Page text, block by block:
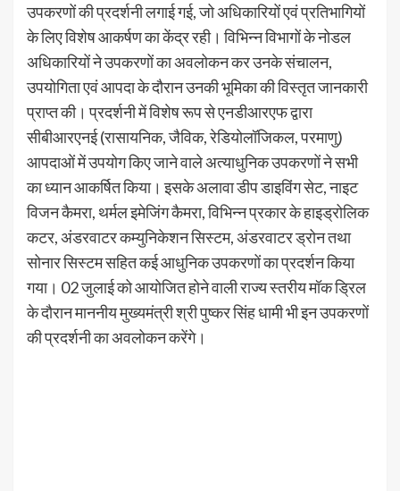
उपकरणों की प्रदर्शनी लगाई गई, जो अधिकारियों एवं प्रतिभागियों
के लिए विशेष आकर्षण का केंद्र रही। विभिन्न विभागों के नोडल
अधिकारियों ने उपकरणों का अवलोकन कर उनके संचालन,
उपयोगिता एवं आपदा के दौरान उनकी भूमिका की विस्तृत जानकारी
प्राप्त की। प्रदर्शनी में विशेष रूप से एनडीआरएफ द्वारा
सीबीआरएनई (रासायनिक, जैविक, रेडियोलॉजिकल, परमाणु)
आपदाओं में उपयोग किए जाने वाले अत्याधुनिक उपकरणों ने सभी
का ध्यान आकर्षित किया। इसके अलावा डीप डाइविंग सेट, नाइट
विजन कैमरा, थर्मल इमेजिंग कैमरा, विभिन्न प्रकार के हाइड्रोलिक
कटर, अंडरवाटर कम्युनिकेशन सिस्टम, अंडरवाटर ड्रोन तथा
सोनार सिस्टम सहित कई आधुनिक उपकरणों का प्रदर्शन किया
गया। 02 जुलाई को आयोजित होने वाली राज्य स्तरीय मॉक ड्रिल
के दौरान माननीय मुख्यमंत्री श्री पुष्कर सिंह धामी भी इन उपकरणों
की प्रदर्शनी का अवलोकन करेंगे।